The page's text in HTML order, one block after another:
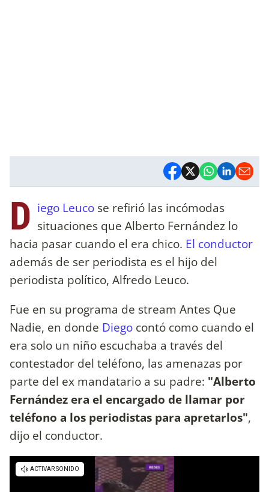
D iego Leuco se refirió las incómodas
situaciones que Alberto Fernández lo
hacia pasar cuando el era chico. El conductor
además de ser periodista es el hijo del
periodista político, Alfredo Leuco.
Fue en su programa de stream Antes Que
Nadie, en donde Diego contó como cuando el
era solo un niño escuchaba a través del
contestador del teléfono, las amenazas por
parte del ex mandatario a su padre: "Alberto
Fernández era el encargado de llamar por
teléfono a los periodistas para apretarlos",
dijo el conductor.